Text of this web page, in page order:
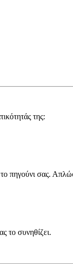
της:
πηγούνι σας.
το συνηθίζει.